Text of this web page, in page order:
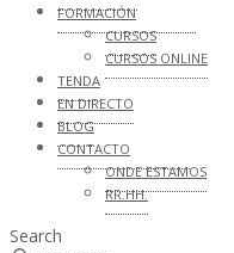
FORMACIÓN
CURSOS
CURSOS ONLINE
TENDA
EN DIRECTO
BLOG
CONTACTO
ONDE ESTAMOS
RR.HH.
Search